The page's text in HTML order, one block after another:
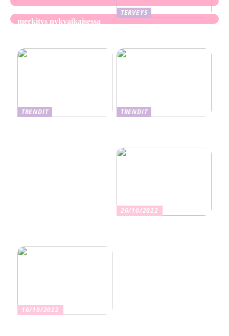
merkitys nykyaikaisessa
TERVEYS
TRENDIT
TRENDIT
26/10/2022
16/10/2022